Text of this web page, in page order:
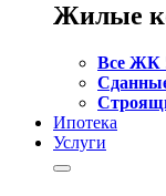
Жилые
Все ЖК
Ипотека
Услуги